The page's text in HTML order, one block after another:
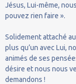
Jésus, Lui-même,
pouvez rien faire ».
Solidement attaché
plus qu’un avec Lui,
animés de ses
désire et nous nous
demandons !